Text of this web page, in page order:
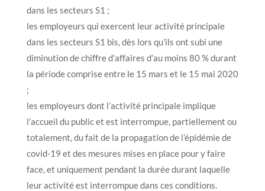
dans les secteurs S1 ;
les employeurs qui exercent leur activité principale
dans les secteurs S1 bis, dès lors qu’ils ont subi une
diminution de chiffre d’affaires d’au moins 80 % durant
la période comprise entre le 15 mars et le 15 mai 2020
;
les employeurs dont l’activité principale implique
l’accueil du public et est interrompue, partiellement ou
totalement, du fait de la propagation de l’épidémie de
covid-19 et des mesures mises en place pour y faire
face, et uniquement pendant la durée durant laquelle
leur activité est interrompue dans ces conditions.